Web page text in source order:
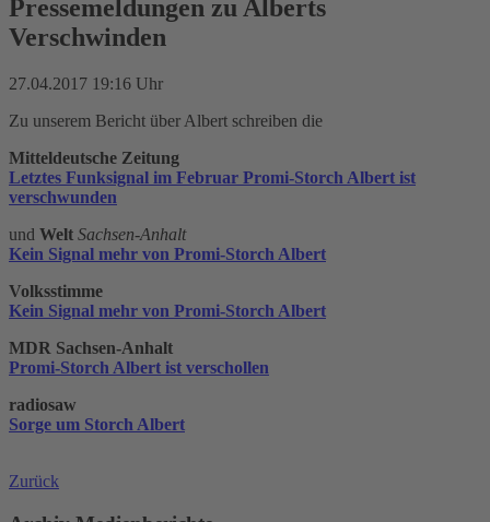
Pressemeldungen zu Alberts
Verschwinden
27.04.2017 19:16 Uhr
Zu unserem Bericht über Albert schreiben die
Mitteldeutsche Zeitung
Letztes Funksignal im Februar Promi-Storch Albert ist
verschwunden
und Welt Sachsen-Anhalt
Kein Signal mehr von Promi-Storch Albert
Volksstimme
Kein Signal mehr von Promi-Storch Albert
MDR Sachsen-Anhalt
Promi-Storch Albert ist verschollen
radiosaw
Sorge um Storch Albert
Zurück